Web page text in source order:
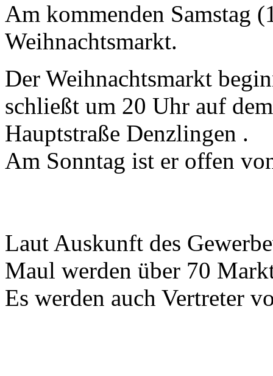
Am kommenden Samstag
Weihnachtsmarkt.
Der Weihnachtsmarkt
schließt um 20 Uhr auf
Hauptstraße Denzlingen .
Am Sonntag ist er offen
Laut Auskunft des
Maul werden über 70
Es werden auch Vertreter